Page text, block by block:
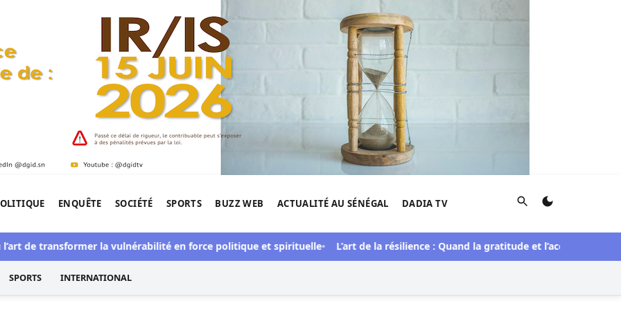
de l'Afrique.
ENQUÊTE SOCIÉTÉ SPORTS BUZZ WEB ACTUALITÉ AU SÉNÉGAL DADIA TV Rechercher
de transformer la vulnérabilité en force politique et spirituelle L’art de la résilience : Quand la gratitude et l’acceptation
SPORTS INTERNATIONAL